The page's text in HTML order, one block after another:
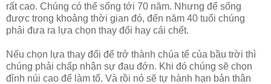
rất cao. Chúng có thể sống tới 70 năm. Nhưng để sống
được trong khoảng thời gian đó, đến năm 40 tuổi chúng
phải đưa ra lựa chọn thay đổi hay cái chết.
Nếu chọn lựa thay đổi để trở thành chúa tể của bầu trời thì
chúng phải chấp nhận sự đau đớn. Khi đó chúng sẽ chọn
đỉnh núi cao để làm tổ. Và rồi nó sẽ tự hành hạn bản thân